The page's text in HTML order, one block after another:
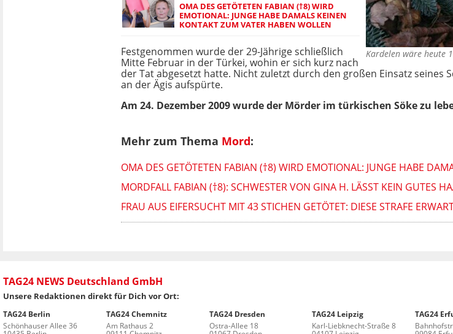
Kardelen wäre heute
OMA DES GETÖTETEN FABIAN (†8) WIRD
EMOTIONAL: JUNGE HABE DAMALS KEINEN
KONTAKT ZUM VATER HABEN WOLLEN
Festgenommen wurde der 29-Jährige schließlich
Mitte Februar in der Türkei, wohin er sich kurz nach
der Tat abgesetzt hatte. Nicht zuletzt durch den großen Einsatz seines
an der Ägis aufspürte.
Am 24. Dezember 2009 wurde der Mörder im türkischen Söke zu
Mehr zum Thema Mord:
OMA DES GETÖTETEN FABIAN (†8) WIRD EMOTIONAL: JUNGE HABE
MORDFALL FABIAN (†8): SCHWESTER VON GINA H. LÄSST KEIN GUTES
FRAU AUS EIFERSUCHT MIT 43 STICHEN GETÖTET: DIESE STRAFE
TAG24 NEWS Deutschland GmbH
Unsere Redaktionen direkt für Dich vor Ort:
TAG24 Berlin
Schönhauser Allee 36
TAG24 Chemnitz
Am Rathaus 2
TAG24 Dresden
Ostra-Allee 18
TAG24 Leipzig
Karl-Liebknecht-Straße 8
TAG24